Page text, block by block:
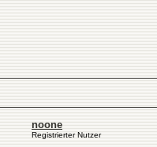
noone
Registrierter Nutzer